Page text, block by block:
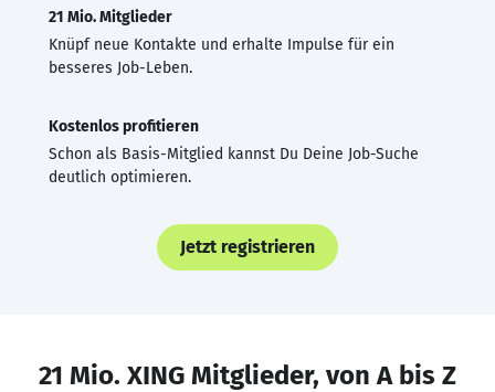
21 Mio. Mitglieder
Knüpf neue Kontakte und erhalte Impulse für ein
besseres Job-Leben.
Kostenlos profitieren
Schon als Basis-Mitglied kannst Du Deine Job-Suche
deutlich optimieren.
Jetzt registrieren
21 Mio. XING Mitglieder, von A bis Z